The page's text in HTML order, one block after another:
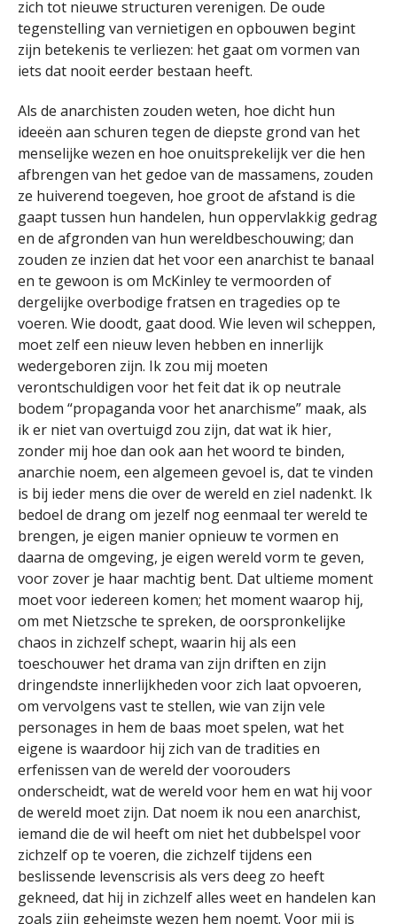
zich tot nieuwe structuren verenigen. De oude
tegenstelling van vernietigen en opbouwen begint
zijn betekenis te verliezen: het gaat om vormen van
iets dat nooit eerder bestaan heeft.
Als de anarchisten zouden weten, hoe dicht hun
ideeën aan schuren tegen de diepste grond van het
menselijke wezen en hoe onuitsprekelijk ver die hen
afbrengen van het gedoe van de massamens, zouden
ze huiverend toegeven, hoe groot de afstand is die
gaapt tussen hun handelen, hun oppervlakkig gedrag
en de afgronden van hun wereldbeschouwing; dan
zouden ze inzien dat het voor een anarchist te banaal
en te gewoon is om McKinley te vermoorden of
dergelijke overbodige fratsen en tragedies op te
voeren. Wie doodt, gaat dood. Wie leven wil scheppen,
moet zelf een nieuw leven hebben en innerlijk
wedergeboren zijn. Ik zou mij moeten
verontschuldigen voor het feit dat ik op neutrale
bodem “propaganda voor het anarchisme” maak, als
ik er niet van overtuigd zou zijn, dat wat ik hier,
zonder mij hoe dan ook aan het woord te binden,
anarchie noem, een algemeen gevoel is, dat te vinden
is bij ieder mens die over de wereld en ziel nadenkt. Ik
bedoel de drang om jezelf nog eenmaal ter wereld te
brengen, je eigen manier opnieuw te vormen en
daarna de omgeving, je eigen wereld vorm te geven,
voor zover je haar machtig bent. Dat ultieme moment
moet voor iedereen komen; het moment waarop hij,
om met Nietzsche te spreken, de oorspronkelijke
chaos in zichzelf schept, waarin hij als een
toeschouwer het drama van zijn driften en zijn
dringendste innerlijkheden voor zich laat opvoeren,
om vervolgens vast te stellen, wie van zijn vele
personages in hem de baas moet spelen, wat het
eigene is waardoor hij zich van de tradities en
erfenissen van de wereld der voorouders
onderscheidt, wat de wereld voor hem en wat hij voor
de wereld moet zijn. Dat noem ik nou een anarchist,
iemand die de wil heeft om niet het dubbelspel voor
zichzelf op te voeren, die zichzelf tijdens een
beslissende levenscrisis als vers deeg zo heeft
gekneed, dat hij in zichzelf alles weet en handelen kan
zoals zijn geheimste wezen hem noemt. Voor mij is